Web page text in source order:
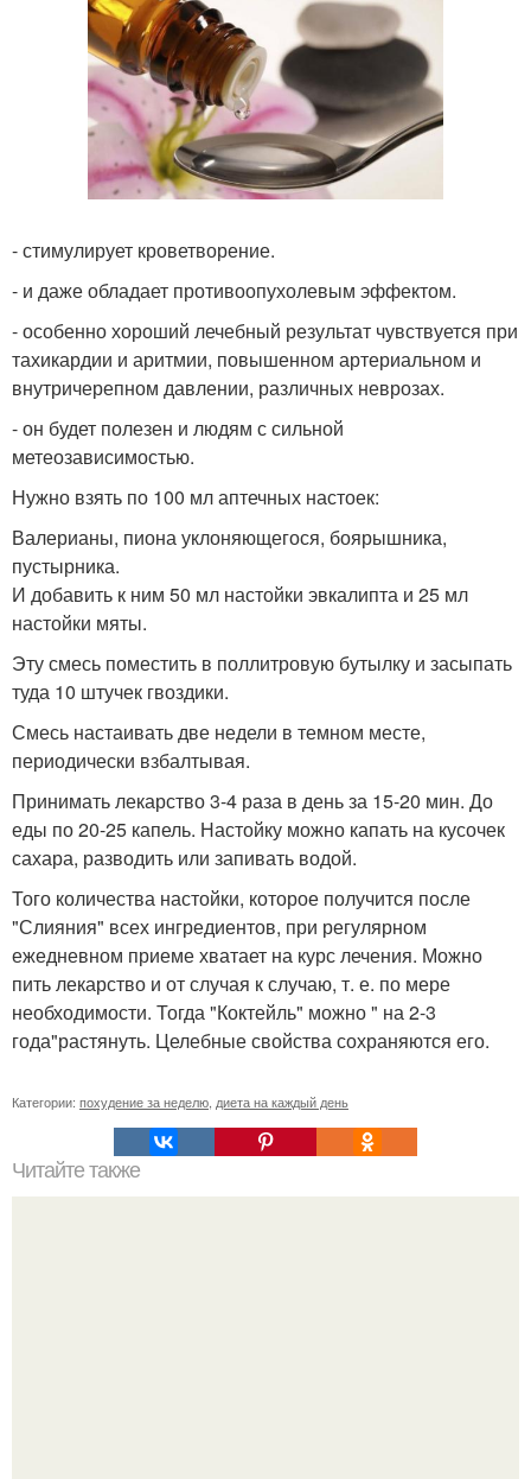
- стимулирует кроветворение.
- и даже обладает противоопухолевым эффектом.
- особенно хороший лечебный результат чувствуется при
тахикардии и аритмии, повышенном артериальном и
внутричерепном давлении, различных неврозах.
- он будет полезен и людям с сильной
метеозависимостью.
Нужно взять по 100 мл аптечных настоек:
Валерианы, пиона уклоняющегося, боярышника,
пустырника.
И добавить к ним 50 мл настойки эвкалипта и 25 мл
настойки мяты.
Эту смесь поместить в поллитровую бутылку и засыпать
туда 10 штучек гвоздики.
Смесь настаивать две недели в темном месте,
периодически взбалтывая.
Принимать лекарство 3-4 раза в день за 15-20 мин. До
еды по 20-25 капель. Настойку можно капать на кусочек
сахара, разводить или запивать водой.
Того количества настойки, которое получится после
"Слияния" всех ингредиентов, при регулярном
ежедневном приеме хватает на курс лечения. Можно
пить лекарство и от случая к случаю, т. е. по мере
необходимости. Тогда "Коктейль" можно " на 2-3
года"растянуть. Целебные свойства сохраняются его.
Категории: похудение за неделю диета на каждый день
Читайте также